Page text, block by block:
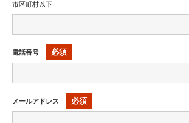
市区町村以下
電話番号 必須
メールアドレス 必須